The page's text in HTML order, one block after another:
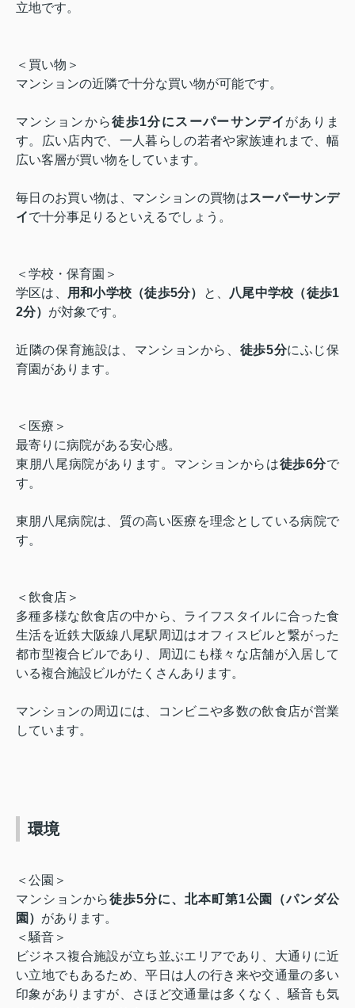
立地です。
＜買い物＞
マンションの近隣で十分な買い物が可能です。
マンションから徒歩1分にスーパーサンデイ がありま
す。広い店内で、一人暮らしの若者や家族連れまで、幅
広い客層が買い物をしています。
毎日のお買い物は、マンションの買物はスーパーサンデ
イで十分事足りるといえるでしょう。
＜学校・保育園＞
学区は、
用和小学校（徒歩5分） と、
八尾中学校（徒歩1
2分） が対象です。
近隣の保育施設は、マンションから、 徒歩5分にふじ保
育園があります。
＜医療＞
最寄りに病院がある安心感。
東朋八尾病院があります。マンションからは徒歩6分で
す。
東朋八尾病院は、質の高い医療を理念としている病院で
す。
＜飲食店＞
多種多様な飲食店の中から、ライフスタイルに合った食
生活を近鉄大阪線八尾駅周辺はオフィスビルと繋がった
都市型複合ビルであり、周辺にも様々な店舗が入居して
いる複合施設ビルがたくさんあります。
マンションの周辺には、コンビニや多数の飲食店が営業
しています。
環境
＜公園＞
マンションから徒歩5分に、北本町第1公園（パンダ公
園） があります。
＜騒音＞
ビジネス複合施設が立ち並ぶエリアであり、大通りに近
い立地でもあるため、平日は人の行き来や交通量の多い
印象がありますが、さほど交通量は多くなく、騒音も気